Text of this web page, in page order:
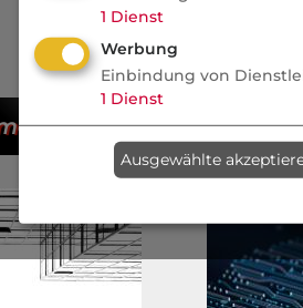
- Aktuell
1 Dienst
Werbung
Einbindung von
1 Dienst
Ausgewählte